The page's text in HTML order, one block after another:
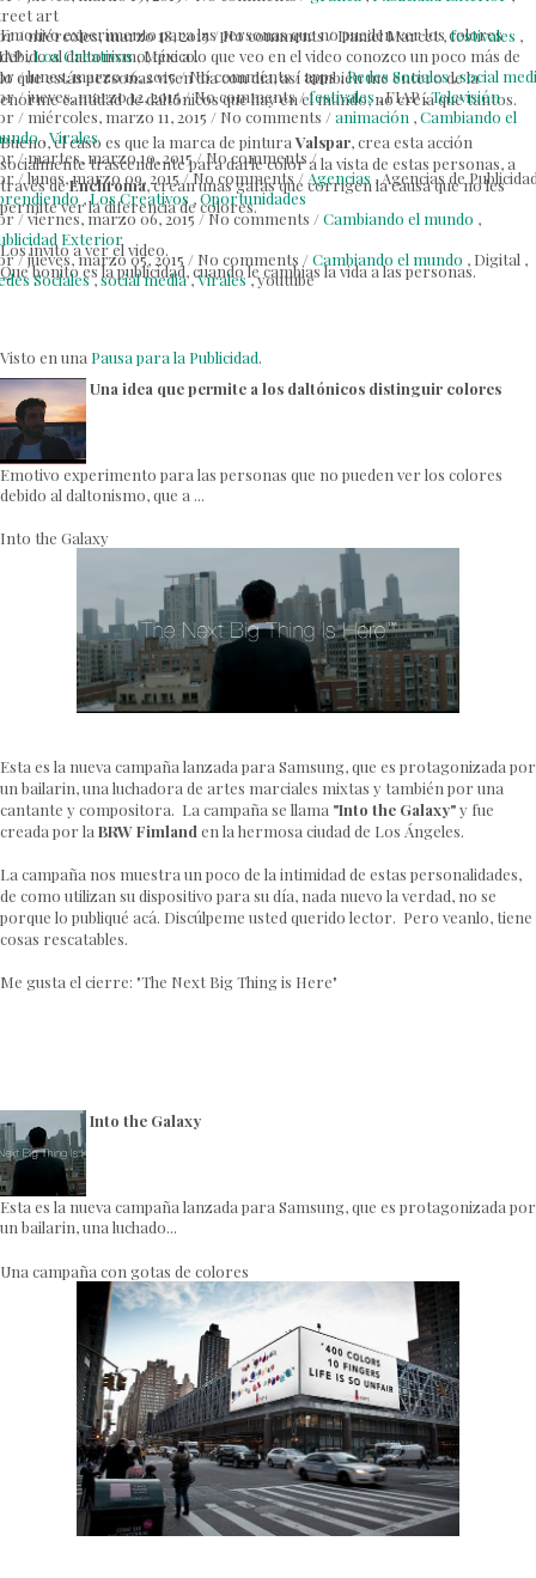
Emotivo experimento para las personas que no pueden ver los colores
debido al daltonismo, que a lo que veo en el video conozco un poco más de
lo que estás personas viven día con día, así también me entero de la
enorme cantidad de daltónicos que hay en el mundo, no creía que tantos.
Bueno, el caso es que la marca de pinturaValspar, crea esta acción
socialmente trascendente para darle color a la vista de estas personas, a
través deEnchroma, crean unas gafas que corrigen la causa que no les
permite ver la diferencia de colores.
Los invito a ver el video.
Que bonito es la publicidad, cuando le cambias la vida a las personas.
Visto en una Pausa para la Publicidad.
Una idea que permite a los daltónicos distinguir colores
Emotivo experimento para las personas que no pueden ver los colores
debido al daltonismo, que a ...
Into the Galaxy
Esta es la nueva campaña lanzada para Samsung, que es protagonizada por
un bailarin, una luchadora de artes marciales mixtas y también por una
cantante y compositora. La campaña se llama "Into the Galaxy"y fue
creada por la BRW Fimland en la hermosa ciudad de Los Ángeles.
La campaña nos muestra un poco de la intimidad de estas personalidades,
de como utilizan su dispositivo para su día, nada nuevo la verdad, no se
porque lo publiqué acá. Discúlpeme usted querido lector. Pero veanlo, tiene
cosas rescatables.
Me gusta el cierre: "The Next Big Thing is Here"
Into the Galaxy
Esta es la nueva campaña lanzada para Samsung, que es protagonizada por
un bailarin, una luchado...
Una campaña con gotas de colores
art
/miércoles, marzo 18, 2015/No comments/Daniel Marcet ,festivales ,
,Los Creativos, México.
/lunes, marzo 16, 2015/No comments/apps ,Redes Sociales,social
/jueves, marzo 12, 2015/No comments/festivales, FIAP ,Televisión
/ miércoles, marzo 11, 2015 / No comments /animación ,Cambiando el
,Virales
/martes, marzo 10, 2015/No comments/
/lunes, marzo 09, 2015 /No comments / Agencias , Agencias de
,Los Creativos,Oportunidades
/viernes, marzo 06, 2015 /No comments /Cambiando el mundo ,
Exterior
/jueves, marzo 05, 2015 / No comments /Cambiando el mundo , Digital ,
Sociales,social media,Virales, youtube